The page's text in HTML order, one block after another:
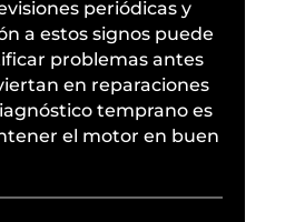
periódicas y
a estos signos puede
problemas antes
en reparaciones
temprano es
el motor en buen